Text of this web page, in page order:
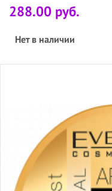
288.00 руб.
Нет в наличии